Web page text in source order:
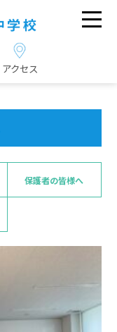
アクセス
保護者の皆様へ